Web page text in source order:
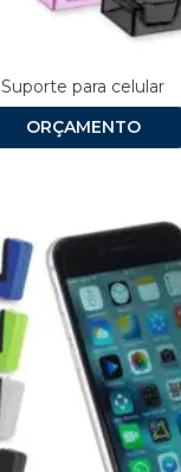
Suporte para celular
ORÇAMENTO